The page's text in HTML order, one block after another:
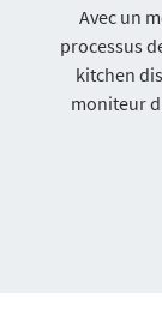
Avec un
processus
kitchen
moniteur